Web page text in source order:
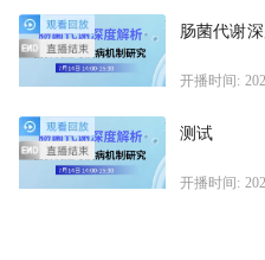
肠菌代谢
开播时间:
测试
开播时间: